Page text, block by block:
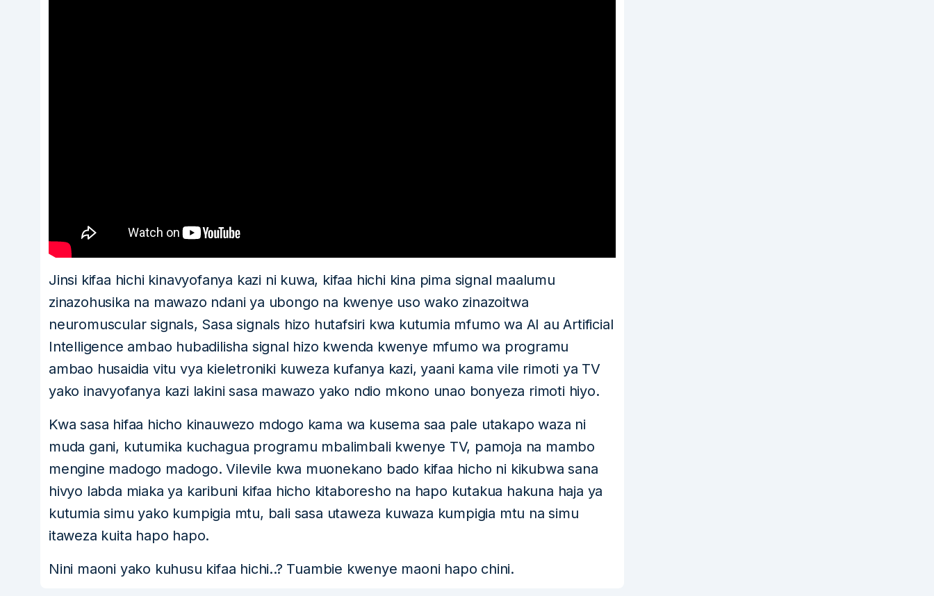
Jinsi kifaa hichi kinavyofanya kazi ni kuwa, kifaa hichi kina pima signal maalumu
zinazohusika na mawazo ndani ya ubongo na kwenye uso wako zinazoitwa
neuromuscular signals, Sasa signals hizo hutafsiri kwa kutumia mfumo wa AI au Artificial
Intelligence ambao hubadilisha signal hizo kwenda kwenye mfumo wa programu
ambao husaidia vitu vya kieletroniki kuweza kufanya kazi, yaani kama vile rimoti ya TV
yako inavyofanya kazi lakini sasa mawazo yako ndio mkono unao bonyeza rimoti hiyo.
Kwa sasa hifaa hicho kinauwezo mdogo kama wa kusema saa pale utakapo waza ni
muda gani, kutumika kuchagua programu mbalimbali kwenye TV, pamoja na mambo
mengine madogo madogo. Vilevile kwa muonekano bado kifaa hicho ni kikubwa sana
hivyo labda miaka ya karibuni kifaa hicho kitaboresho na hapo kutakua hakuna haja ya
kutumia simu yako kumpigia mtu, bali sasa utaweza kuwaza kumpigia mtu na simu
itaweza kuita hapo hapo.
Nini maoni yako kuhusu kifaa hichi..? Tuambie kwenye maoni hapo chini.